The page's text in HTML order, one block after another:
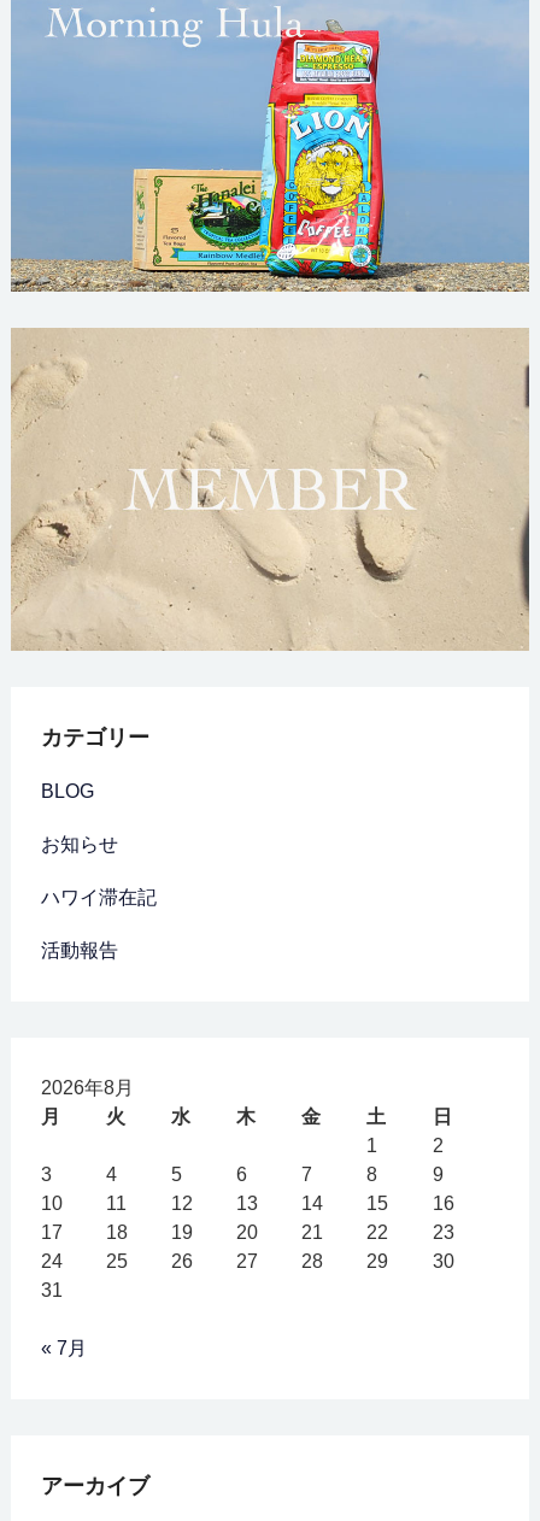
カテゴリー
BLOG
お知らせ
ハワイ滞在記
活動報告
2026年8月
月
火 水 木 金 土
日
1
2
3
4 5 6 7 8
9
10
11 12 13 14 15
16
17
18 19 20 21 22
23
24
25 26 27 28 29
30
31
« 7月
アーカイブ